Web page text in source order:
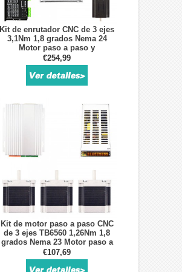
Kit de enrutador CNC de 3 ejes
3,1Nm 1,8 grados Nema 24
Motor paso a paso y
controlador
€254,99
Kit de motor paso a paso CNC
de 3 ejes TB6560 1,26Nm 1,8
grados Nema 23 Motor paso a
paso y controlador
€107,69